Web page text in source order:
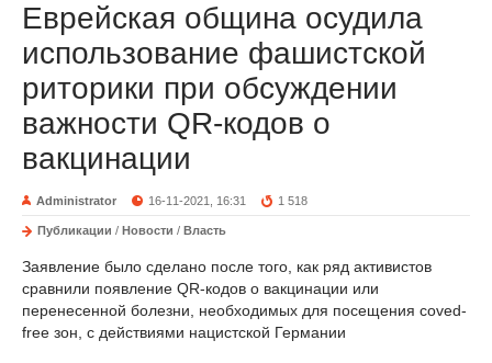
Еврейская община осудила
использование фашистской
риторики при обсуждении
важности QR-кодов о
вакцинации
Administrator 16-11-2021, 16:31 1 518
Публикации / Новости / Власть
Заявление было сделано после того, как ряд активистов
сравнили появление QR-кодов о вакцинации или
перенесенной болезни, необходимых для посещения coved-
free зон, с действиями нацистской Германии